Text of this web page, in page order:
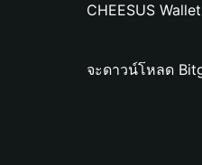
CHEESUS
จะดาวน์โหลด